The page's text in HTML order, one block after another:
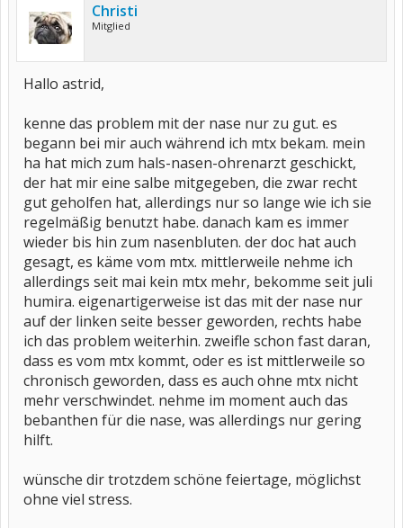
Christi
Mitglied
Hallo astrid,
kenne das problem mit der nase nur zu gut. es
begann bei mir auch während ich mtx bekam. mein
ha hat mich zum hals-nasen-ohrenarzt geschickt,
der hat mir eine salbe mitgegeben, die zwar recht
gut geholfen hat, allerdings nur so lange wie ich sie
regelmäßig benutzt habe. danach kam es immer
wieder bis hin zum nasenbluten. der doc hat auch
gesagt, es käme vom mtx. mittlerweile nehme ich
allerdings seit mai kein mtx mehr, bekomme seit juli
humira. eigenartigerweise ist das mit der nase nur
auf der linken seite besser geworden, rechts habe
ich das problem weiterhin. zweifle schon fast daran,
dass es vom mtx kommt, oder es ist mittlerweile so
chronisch geworden, dass es auch ohne mtx nicht
mehr verschwindet. nehme im moment auch das
bebanthen für die nase, was allerdings nur gering
hilft.
wünsche dir trotzdem schöne feiertage, möglichst
ohne viel stress.